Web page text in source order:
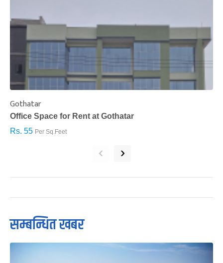
Gothatar
Office Space for Rent at Gothatar
Rs. 55 Per Sq.Feet
‹ ›
सम्बन्धित खबर